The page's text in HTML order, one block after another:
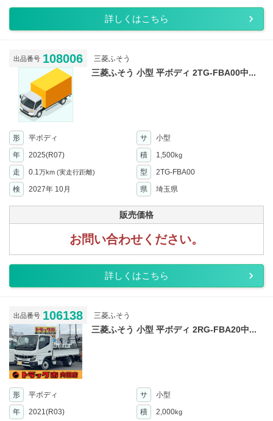
詳しくはこちら
出品番号 108006 三菱ふそう
三菱ふそう 小型 平ボディ 2TG-FBA00中...
形 平ボディ サ
小型
年
2025(R07) 積 1,500kg
走 0.1万km (実走行距離) 型
2TG-FBA00
検
2027年 10月 県 埼玉県
販売価格
お問い合わせください。
詳しくはこちら
出品番号 106138 三菱ふそう
三菱ふそう 小型 平ボディ 2RG-FBA20中...
形 平ボディ サ
小型
年
2021(R03) 積 2,000kg